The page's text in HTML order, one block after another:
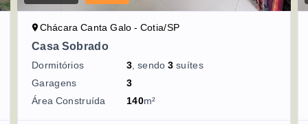
Chácara Canta Galo - Cotia/SP
Casa Sobrado
Dormitórios 3 , sendo3 suítes
Garagens
3
Área Construída
140m²